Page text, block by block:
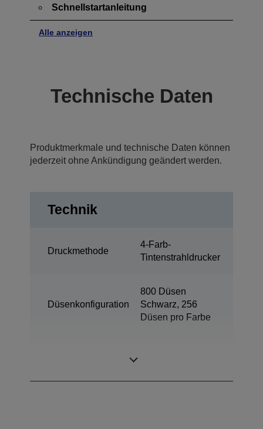
Schnellstartanleitung
Alle anzeigen
Technische Daten
Produktmerkmale und technische Daten können
jederzeit ohne Ankündigung geändert werden.
Technik
Druckmethode
4-Farb-
Tintenstrahldrucker
Düsenkonfiguration
800 Düsen
Schwarz, 256
Düsen pro Farbe